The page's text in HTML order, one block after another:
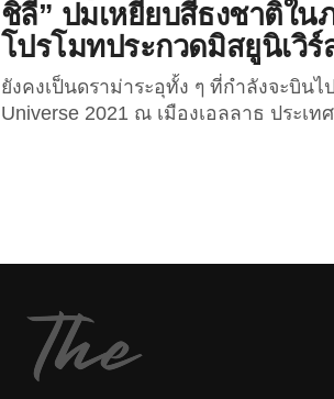
ว่าการกระทำเช่นนี้เป็นเพียงเรื่องเล็กน้อ
ต่างประเทศมีการนำลายธงชาติมาใช้งา
มากมาย ตั้งแต่ทำรองเท้า ไปจนถึงเป็น
ใน! วันนี้ The Joi เลยจะพาทุกคนมาชม
ชิลี” ปมเหยียบสีธงชาติใน
โปรโมทประกวดมิสยูนิเวิร์
ยังคงเป็นดราม่าระอุทั้ง ๆ ที่กำลังจะบิน
Universe 2021 ณ เมืองเอลลาธ ประเทศ